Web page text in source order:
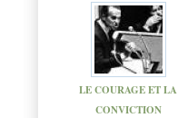
LE COURAGE ET LA
CONVICTION